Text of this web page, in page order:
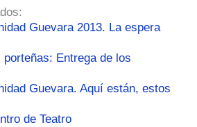
Guevara 2013. La espera
porteñas: Entrega de los
Guevara. Aquí están, estos
de Teatro